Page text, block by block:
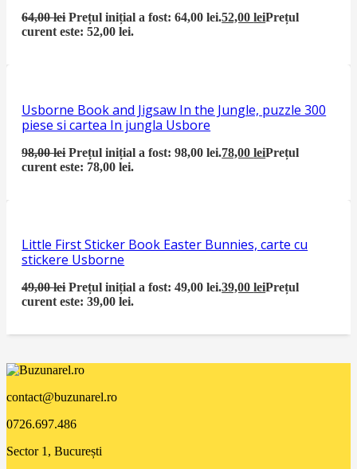
64,00lei Prețul inițial a fost: 64,00 lei.52,00leiPrețul
curent este: 52,00 lei.
Usborne Book and Jigsaw In the Jungle, puzzle 300
piese si cartea In jungla Usbore
98,00lei Prețul inițial a fost: 98,00 lei.78,00leiPrețul
curent este: 78,00 lei.
Little First Sticker Book Easter Bunnies, carte cu
stickere Usborne
49,00lei Prețul inițial a fost: 49,00 lei.39,00leiPrețul
curent este: 39,00 lei.
contact@buzunarel.ro
0726.697.486
Sector 1, București